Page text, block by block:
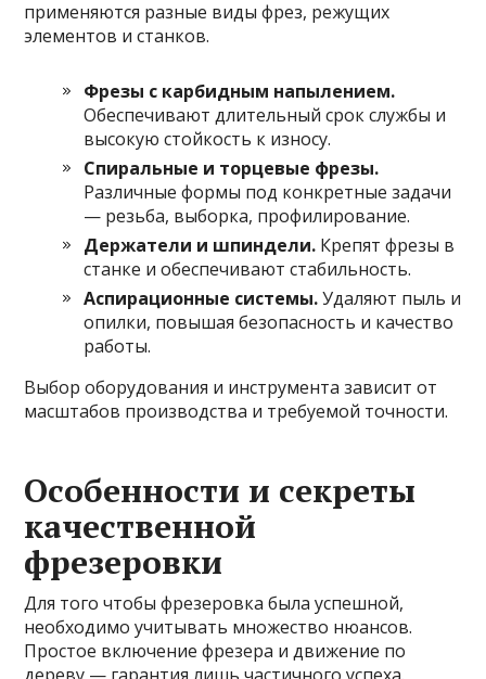
применяются разные виды фрез, режущих
элементов и станков.
Фрезы с карбидным напылением.
Обеспечивают длительный срок службы и
высокую стойкость к износу.
Спиральные и торцевые фрезы.
Различные формы под конкретные задачи
— резьба, выборка, профилирование.
Держатели и шпиндели. Крепят фрезы в
станке и обеспечивают стабильность.
Аспирационные системы.Удаляют пыль и
опилки, повышая безопасность и качество
работы.
Выбор оборудования и инструмента зависит от
масштабов производства и требуемой точности.
Особенности и секреты
качественной
фрезеровки
Для того чтобы фрезеровка была успешной,
необходимо учитывать множество нюансов.
Простое включение фрезера и движение по